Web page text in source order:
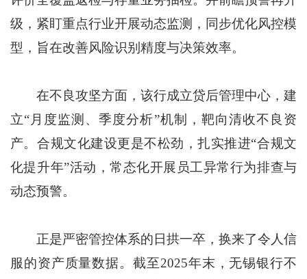
级，紧盯重点行业开展动态监测，同步优化风控模
型，旨在改善风险识别精度与决策效率。
在不良攻坚方面，该行成立贷后管理中心，建
立“月度监测、季度分析”机制，靶向清收不良资
产。合规文化建设更是不松劲，扎实推进“合规文
化提升年”活动，常态化开展员工异常行为排查与
动态预警。
正是严密管控体系的日拱一卒，换来了令人信
服的资产质量数据。截至2025年末，无锡银行不